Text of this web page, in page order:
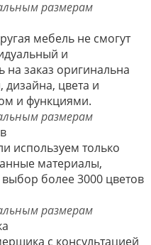
мебель не смогут
и
заказ оригинальна
дизайна, цвета и
и функциями.
используем только
материалы,
более 3000 цветов
с консультацией